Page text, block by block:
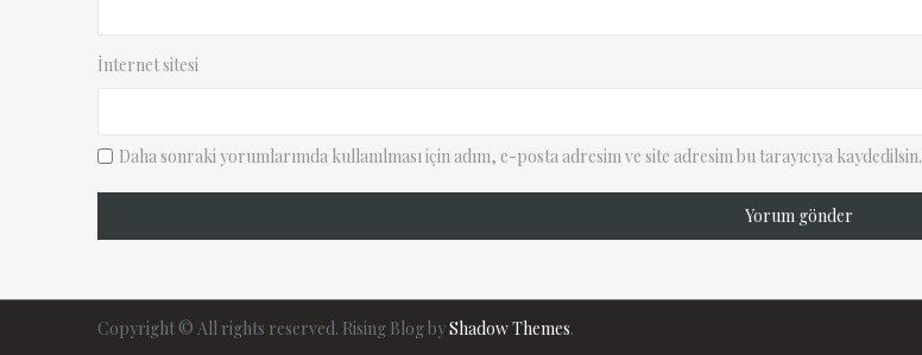
İnternet sitesi
Daha sonraki yorumlarımda kullanılması için adım, e-posta adresim ve site adresim bu tarayıcıya kaydedilsin.
Copyright © All rights reserved. Rising Blog byShadow Themes.